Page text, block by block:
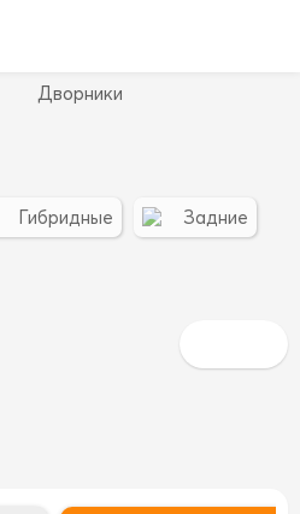
Дворники
Гибридные Задние